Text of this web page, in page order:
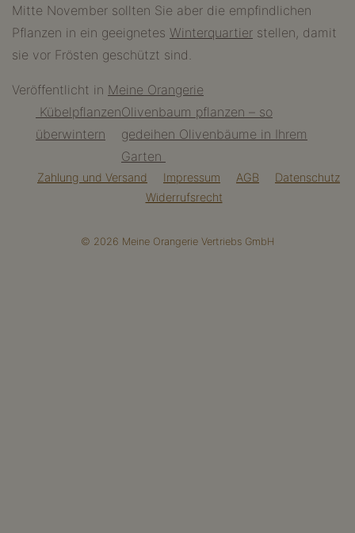
Mitte November sollten Sie aber die empfindlichen
Pflanzen in ein geeignetes Winterquartier stellen, damit
sie vor Frösten geschützt sind.
Veröffentlicht in Meine Orangerie
Beitragsnavigation
Kübelpflanzen
überwintern
Olivenbaum pflanzen – so
gedeihen Olivenbäume in Ihrem
Garten
Zahlung und Versand Impressum AGB
Datenschutz
Widerrufsrecht
© 2026 Meine Orangerie Vertriebs GmbH